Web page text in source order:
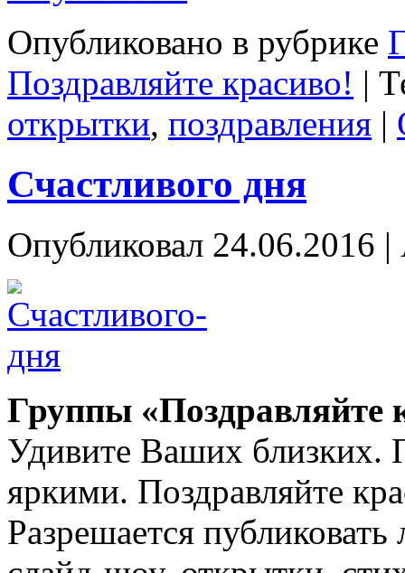
Опубликовано в рубрике
Поздравляйте красиво! |
открытки, поздравления |
Счастливого дня
Опубликовал 24.06.2016 |
Группы «Поздравляйте
Удивите Ваших близких.
яркими. Поздравляйте
Разрешается